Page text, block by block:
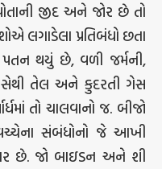
જીદ અને જોર છે તો
લગાડેલા પ્રતિબંધો છતા
પતન થયું છે, વળી જર્મની,
તેલ અને કુદરતી ગેસ
તો ચાલવાનો જ. બીજો
સંબંધોનો જે આખી
છે. જો બાઇડન અને શી